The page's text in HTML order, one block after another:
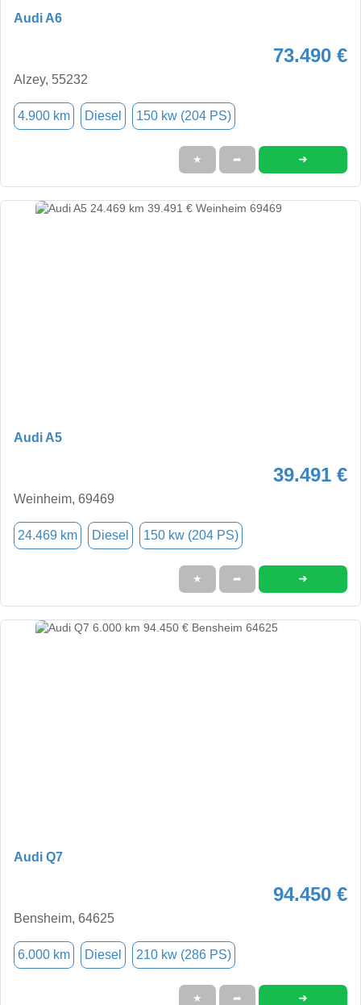
Audi A6
73.490 €
Alzey, 55232
4.900 km Diesel 150 kw (204 PS)
★ ➦ ➜
Audi A5
39.491 €
Weinheim, 69469
24.469 km Diesel 150 kw (204 PS)
★ ➦ ➜
Audi Q7
94.450 €
Bensheim, 64625
6.000 km Diesel 210 kw (286 PS)
★ ➦ ➜